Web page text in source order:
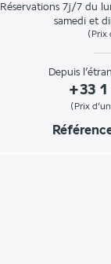
Réservations 7j/7 du
samedi et
(Prix
Depuis
+33
(Prix